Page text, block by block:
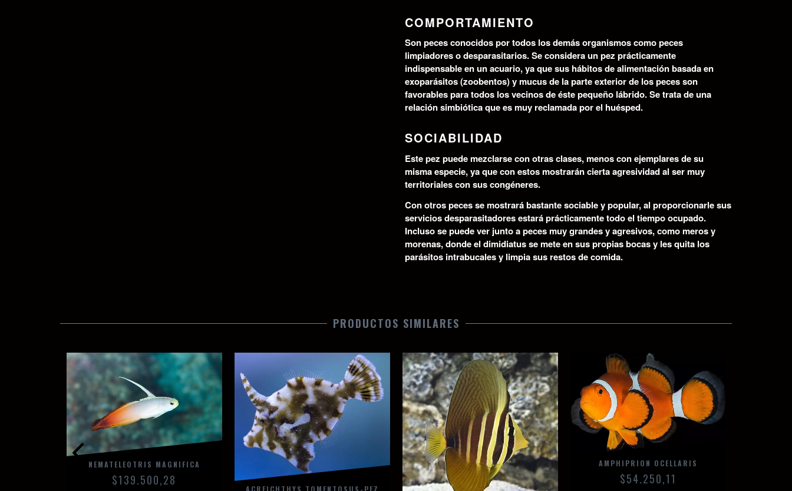
COMPORTAMIENTO
Son peces conocidos por todos los demás organismos como peces
limpiadores o desparasitarios. Se considera un pez prácticamente
indispensable en un acuario, ya que sus hábitos de alimentación basada en
exoparásitos (zoobentos) y mucus de la parte exterior de los peces son
favorables para todos los vecinos de éste pequeño lábrido. Se trata de una
relación simbiótica que es muy reclamada por el huésped.
SOCIABILIDAD
Este pez puede mezclarse con otras clases, menos con ejemplares de su
misma especie, ya que con estos mostrarán cierta agresividad al ser muy
territoriales con sus congéneres.
Con otros peces se mostrará bastante sociable y popular, al proporcionarle sus
servicios desparasitadores estará prácticamente todo el tiempo ocupado.
Incluso se puede ver junto a peces muy grandes y agresivos, como meros y
morenas, donde el dimidiatus se mete en sus propias bocas y les quita los
parásitos intrabucales y limpia sus restos de comida.
PRODUCTOS SIMILARES
NEMATELEOTRIS MAGNIFICA
$139.500,28
ACREICHTHYS TOMENTOSUS-PEZ
AMPHIPRION OCELLARIS
$54.250,11